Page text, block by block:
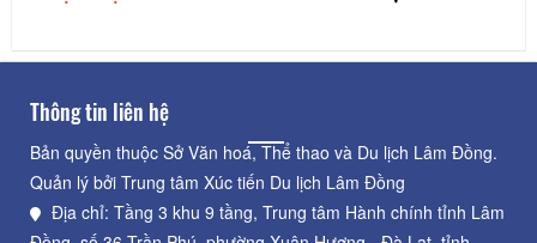
Thông tin liên hệ
Bản quyền thuộc Sở Văn hoá, Thể thao và Du lịch Lâm Đồng.
Quản lý bởi Trung tâm Xúc tiến Du lịch Lâm Đồng
Địa chỉ: Tầng 3 khu 9 tầng, Trung tâm Hành chính tỉnh Lâm